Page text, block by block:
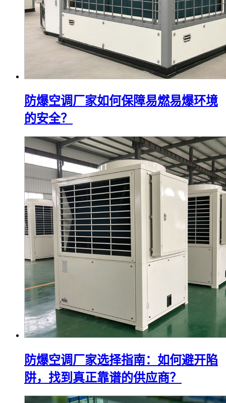
防爆空调厂家如何保障易燃易爆环境
的安全？
防爆空调厂家选择指南：如何避开陷
阱，找到真正靠谱的供应商？